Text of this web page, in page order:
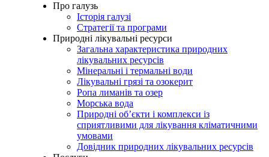
Про галузь
Історія галузі
Стратегії та програми
Природні лікувальні ресурси
Загальна характеристика природних
лікувальних ресурсів
Мінеральні і термальні води
Лікувальні грязі та озокерит
Ропа лиманів та озер
Морська вода
Природні об’єкти і комплекси із
сприятливими для лікування кліматичними
умовами
Довідник природних лікувальних ресурсів